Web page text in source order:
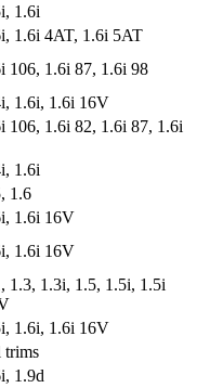
1.6i
1.6i 4AT, 1.6i 5AT
106, 1.6i 87, 1.6i 98
1.6i, 1.6i 16V
106, 1.6i 82, 1.6i 87, 1.6i
1.6i
1.6
1.6i 16V
1.6i 16V
1.3, 1.3i, 1.5, 1.5i, 1.5i
1.6i, 1.6i 16V
trims
1.9d